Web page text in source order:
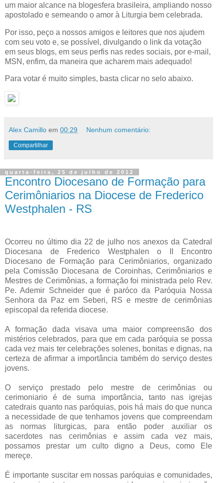
um maior alcance na blogesfera brasileira, ampliando nosso
apostolado e semeando o amor à Liturgia bem celebrada.
Por isso, peço a nossos amigos e leitores que nos ajudem
com seu voto e, se possível, divulgando o link da votação
em seus blogs, em seus perfis nas redes sociais, por e-mail,
MSN, enfim, da maneira que acharem mais adequado!
Para votar é muito simples, basta clicar no selo abaixo.
Alex Camillo em 00:29 Nenhum comentário:
Compartilhar
quarta-feira, 25 de julho de 2012
Encontro Diocesano de Formação para
Cerimôniarios na Diocese de Frederico
Westphalen - RS
Ocorreu no último dia 22 de julho nos anexos da Catedral
Diocesana de Frederico Westphalen o II Encontro
Diocesano de Formação para Cerimôniarios, organizado
pela Comissão Diocesana de Coroinhas, Cerimôniarios e
Mestres de Cerimônias, a formação foi ministrada pelo Rev.
Pe. Ademir Schneider que é paróco da Paróquia Nossa
Senhora da Paz em Seberi, RS e mestre de cerimônias
episcopal da referida diocese.
A formação dada visava uma maior compreensão dos
mistérios celebrados, para que em cada paróquia se possa
cada vez mais ter celebrações solenes, bonitas e dignas, na
certeza de afirmar a importância também do serviço destes
jovens.
O serviço prestado pelo mestre de cerimônias ou
cerimoniario é de suma importância, tanto nas igrejas
catedrais quanto nas paróquias, pois há mais do que nunca
a necessidade de que tenhamos jovens que compreendam
as normas liturgicas, para então poder auxiliar os
sacerdotes nas cerimônias e assim cada vez mais,
possamos prestar um culto digno a Deus, como Ele
mereçe.
É importante suscitar em nossas paróquias e comunidades,